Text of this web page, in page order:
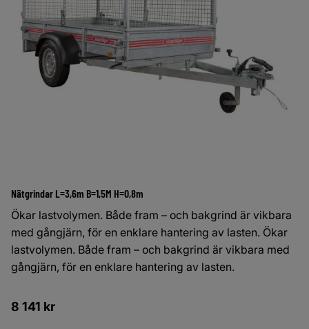
Nätgrindar L=3,6m B=1,5M H=0,8m
Ökar lastvolymen. Både fram – och bakgrind är vikbara
med gångjärn, för en enklare hantering av lasten. Ökar
lastvolymen. Både fram – och bakgrind är vikbara med
gångjärn, för en enklare hantering av lasten.
8 141 kr